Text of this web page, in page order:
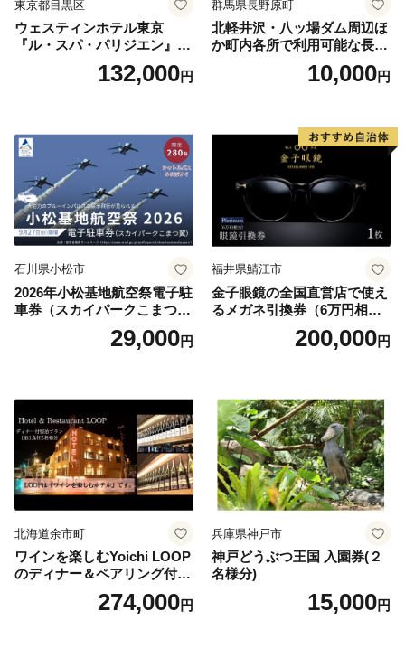
東京都目黒区
ウェスティンホテル東京
『ル・スパ・パリジエン』選
べるボディセラピー90分/1名
132,000円
群馬県長野原町
北軽井沢・八ッ場ダム周辺ほ
か町内各所で利用可能な長野
原町ふるさと感謝券（3,000
円分）【トラベル 観光 旅行
10,000円
石川県小松市
2026年小松基地航空祭電子駐
車券（スカイパークこまつ
翼） 駐車場 シャトルバスの
りばすぐ 石川県 小松市
29,000円
福井県鯖江市
金子眼鏡の全国直営店で使え
るメガネ引換券（6万円相
当） Platinum200,000円
北海道余市町
ワインを楽しむYoichi LOOP
のディナー＆ペアリング付宿
泊プラン＜デラックスツイン
274,000円
兵庫県神戸市
神戸どうぶつ王国 入園券(２
名様分)
15,000円